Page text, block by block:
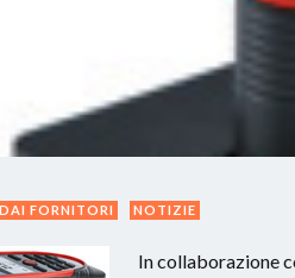
DAI FORNITORI NOTIZIE
In collaborazione